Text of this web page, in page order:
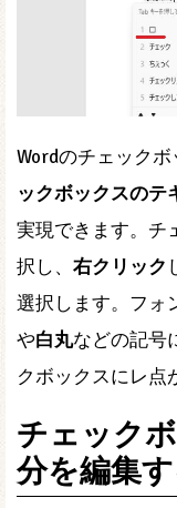
Wordのチェックボ
ックボックスのテ
実現できます。チ
択し、 右クリック
選択します。フォ
や白丸などの記号
クボックスにレ点
チェック
分を編集